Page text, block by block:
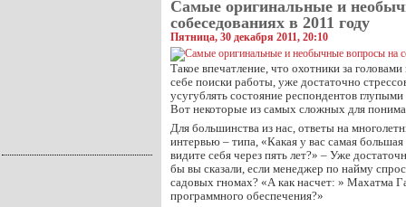
Самые оригинальные и
собеседованиях в 2011 году
Пятница, 30 декабря 2011, 20:10
Такое впечатление, что охотники за
себе поиски работы, уже достаточно
усугублять состояние респондентов
Вот некоторые из самых сложных для
Для большинства из нас, ответы на
интервью – типа, «Какая у вас самая
видите себя через пять лет?» – Уже
бы вы сказали, если менеджер по найму
садовых гномах? «А как насчет: » Махатма
программного обеспечения?»